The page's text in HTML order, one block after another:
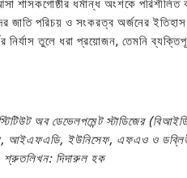
শাসকগোষ্ঠীর ধর্মান্ধ অংশকে
জাতি পরিচয় ও সংকরত্ব অর্জনের
নির্যাস তুলে ধরা প্রয়োজন, তেমনি
অব ডেভেলপমেন্ট স্টাডিজের
আইএফএডি, ইউনিসেফ, এফএও ও
শ্রুতলিখন: দিদারুল হক